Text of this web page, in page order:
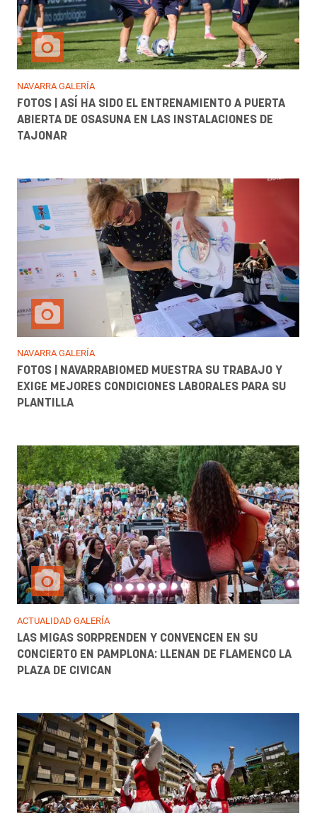
NAVARRA GALERÍA
FOTOS | ASÍ HA SIDO EL ENTRENAMIENTO A PUERTA
ABIERTA DE OSASUNA EN LAS INSTALACIONES DE
TAJONAR
NAVARRA GALERÍA
FOTOS | NAVARRABIOMED MUESTRA SU TRABAJO Y
EXIGE MEJORES CONDICIONES LABORALES PARA SU
PLANTILLA
ACTUALIDAD GALERÍA
LAS MIGAS SORPRENDEN Y CONVENCEN EN SU
CONCIERTO EN PAMPLONA: LLENAN DE FLAMENCO LA
PLAZA DE CIVICAN